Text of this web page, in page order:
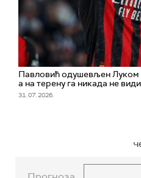
Павловић одушевљен
а на терену га никада не
31. 07. 2026.